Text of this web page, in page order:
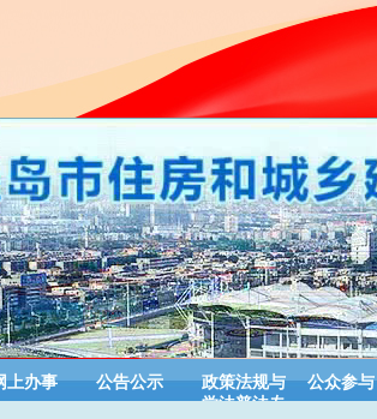
上办事 公告公示
政策法规与
学法普法专
公众参与